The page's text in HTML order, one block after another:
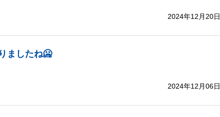
2024年12月20日
ましたね🥶
2024年12月06日